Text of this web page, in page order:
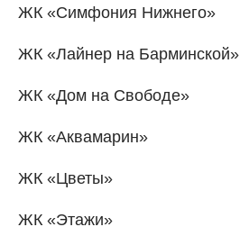
ЖК «Симфония Нижнего»
ЖК «Лайнер на Барминской»
ЖК «Дом на Свободе»
ЖК «Аквамарин»
ЖК «Цветы»
ЖК «Этажи»